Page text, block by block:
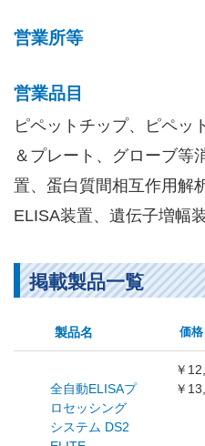
営業所等
営業品目
ピペットチップ、ピペッ
＆プレート、グローブ等
置、蛋白質間相互作用解
ELISA装置、遺伝子増幅
掲載製品一覧
製品名 価格
全自動ELISAプ
ロセッシング
システム DS2
￥
￥